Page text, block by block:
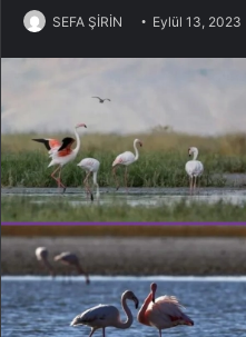
SEFA ŞİRİN Eylül 13, 2023